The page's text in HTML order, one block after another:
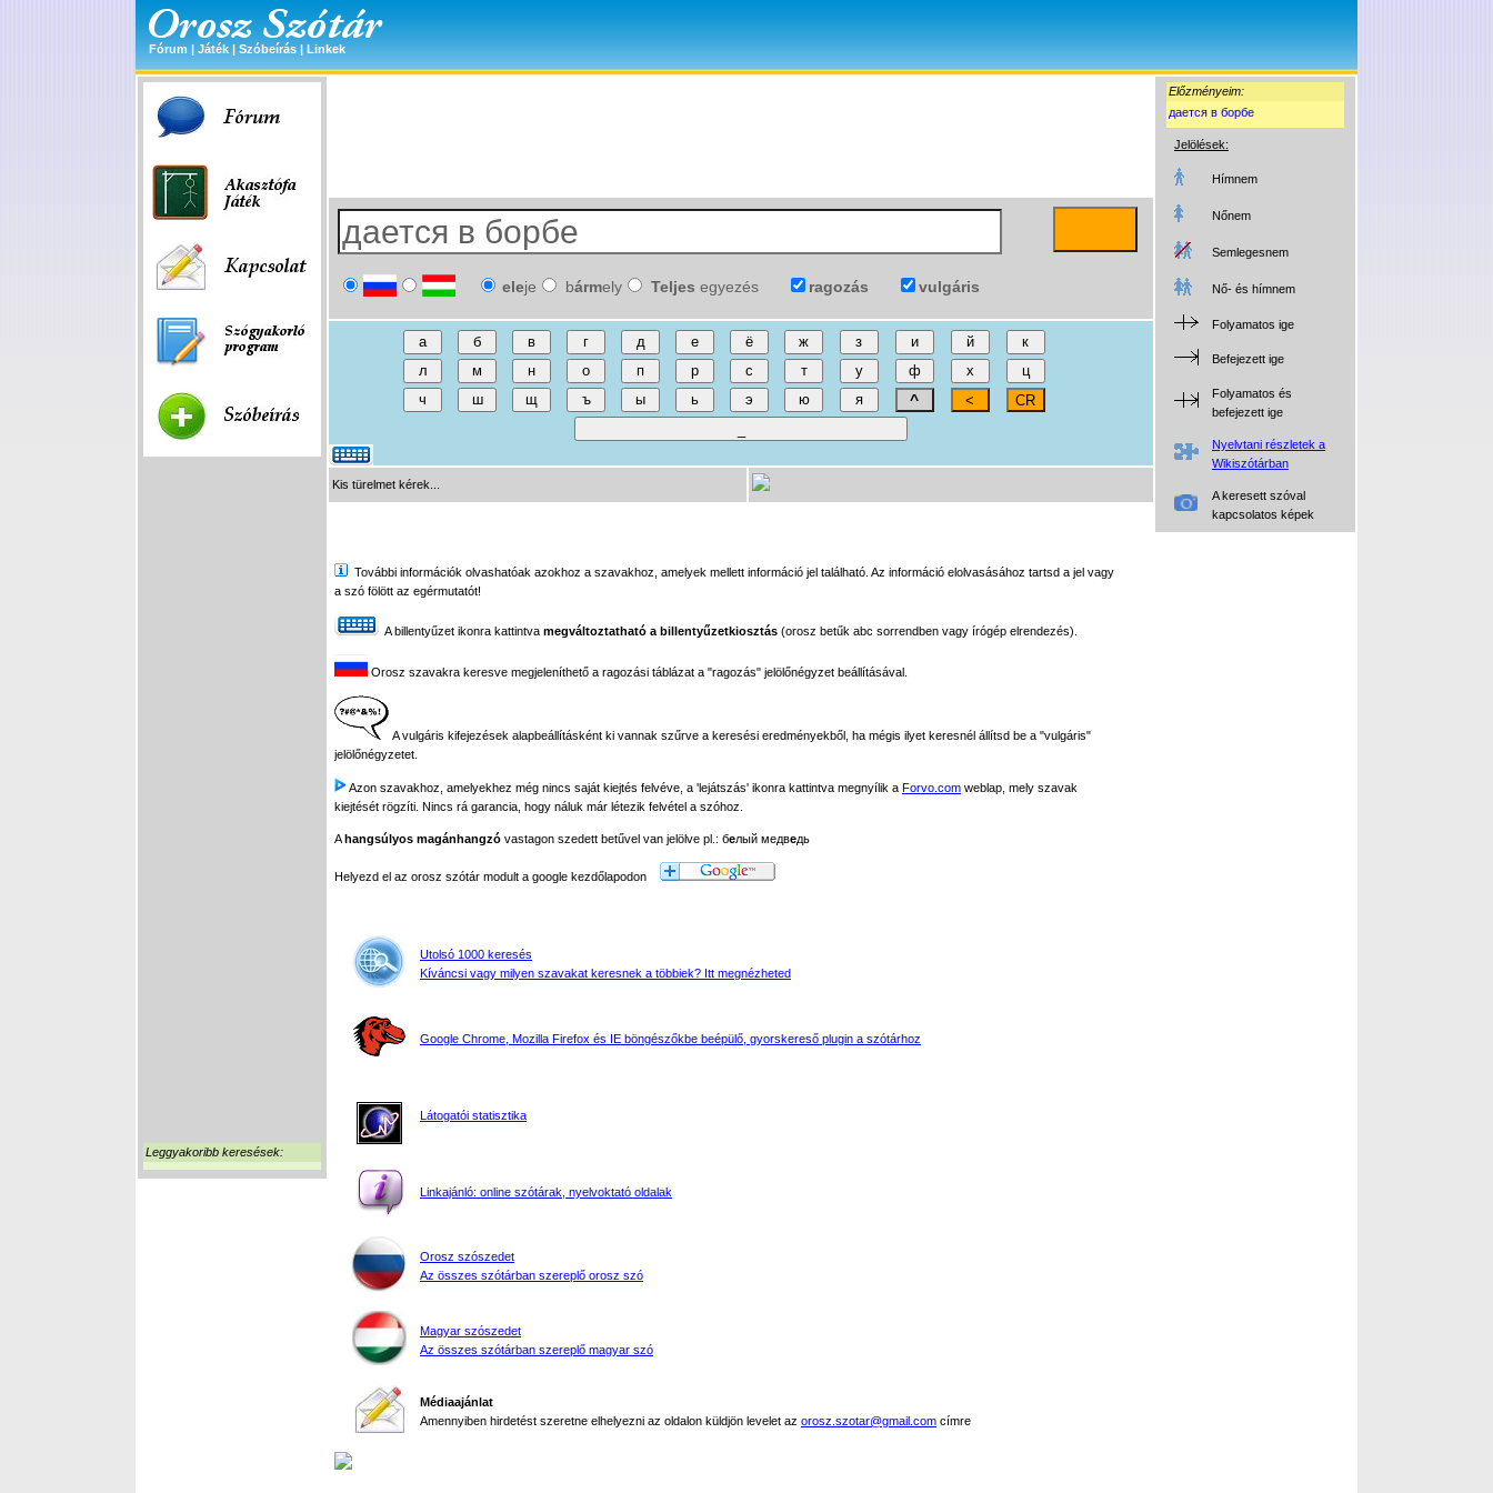
Fórum | Játék | Szóbeírás | Linkek
Előzményeim:
дается в борбе
Jelölések:
Hímnem
Nőnem
Semlegesnem
Nő- és hímnem
Folyamatos ige
Befejezett ige
Folyamatos és
befejezett ige
Nyelvtani részletek a
Wikiszótárban
A keresett szóval
kapcsolatos képek
Leggyakoribb keresések:
eleje bármely Teljes egyezés ragozás vulgáris
Kis türelmet kérek...
További információk olvashatóak azokhoz a szavakhoz, amelyek mellett információ jel található. Az információ elolvasásához tartsd a jel vagy
a szó fölött az egérmutatót!
A billentyűzet ikonra kattintva megváltoztatható a billentyűzetkiosztás (orosz betűk abc sorrendben vagy írógép elrendezés).
Orosz szavakra keresve megjeleníthető a ragozási táblázat a "ragozás" jelölőnégyzet beállításával.
A vulgáris kifejezések alapbeállításként ki vannak szűrve a keresési eredményekből, ha mégis ilyet keresnél állítsd be a "vulgáris"
jelölőnégyzetet.
Azon szavakhoz, amelyekhez még nincs saját kiejtés felvéve, a 'lejátszás' ikonra kattintva megnyílik a Forvo.com weblap, mely szavak
kiejtését rögzíti. Nincs rá garancia, hogy náluk már létezik felvétel a szóhoz.
Ahangsúlyos magánhangzó vastagon szedett betűvel van jelölve pl.: белый медведь
Helyezd el az orosz szótár modult a google kezdőlapodon
Utolsó 1000 keresés
Kíváncsi vagy milyen szavakat keresnek a többiek? Itt megnézheted
Google Chrome, Mozilla Firefox és IE böngészőkbe beépülő, gyorskereső plugin a szótárhoz
Látogatói statisztika
Linkajánló: online szótárak, nyelvoktató oldalak
Orosz szószedet
Az összes szótárban szereplő orosz szó
Magyar szószedet
Az összes szótárban szereplő magyar szó
Médiaajánlat
Amennyiben hirdetést szeretne elhelyezni az oldalon küldjön levelet az orosz.szotar@gmail.com címre